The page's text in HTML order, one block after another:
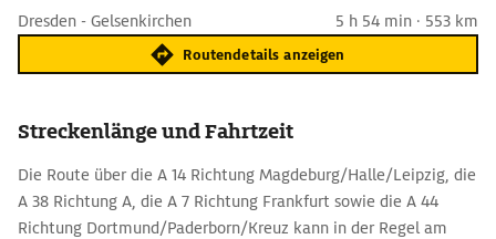
Dresden - Gelsenkirchen 5 h 54 min · 553 km
Routendetails anzeigen
Streckenlänge und Fahrtzeit
Die Route über die A 14 Richtung Magdeburg/Halle/Leipzig, die
A 38 Richtung A, die A 7 Richtung Frankfurt sowie die A 44
Richtung Dortmund/Paderborn/Kreuz kann in der Regel am